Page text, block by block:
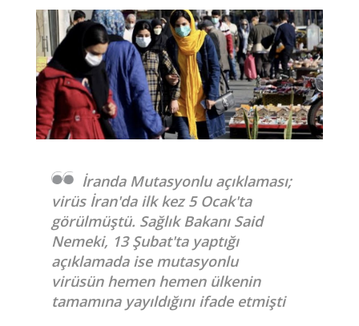
İranda Mutasyonlu açıklaması;
virüs İran'da ilk kez 5 Ocak'ta
görülmüştü. Sağlık Bakanı Said
Nemeki, 13 Şubat'ta yaptığı
açıklamada ise mutasyonlu
virüsün hemen hemen ülkenin
tamamına yayıldığını ifade etmişti